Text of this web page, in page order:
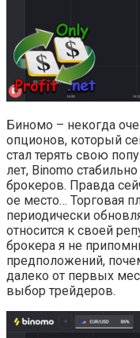
Биномо – некогда
опционов, который
стал терять свою
лет, Binomo
брокеров. Правда
ое место… Торговая
периодически
относится к своей
брокера я не
предположений,
далеко от первых
выбор трейдеров.